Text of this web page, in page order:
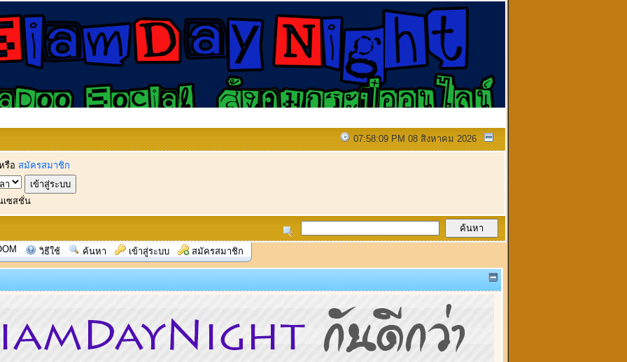
07:58:09 PM 08 สิงหาคม 2026
รือ สมัครสมาชิก
เซสชั่น
วิธีใช้ ค้นหา เข้าสู่ระบบ สมัครสมาชิก